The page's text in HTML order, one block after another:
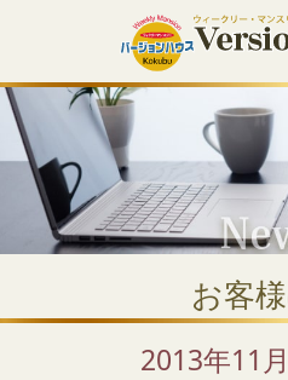
お客
2013年11